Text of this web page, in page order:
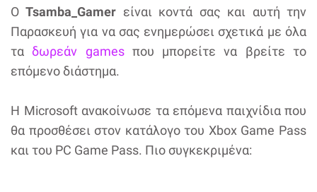
OTsamba_Gamer είναι κοντά σας και αυτή την
Παρασκευή για να σας ενημερώσει σχετικά με όλα
ταδωρεάν gamesπου μπορείτε να βρείτε το
επόμενο διάστημα.
H Microsoft ανακοίνωσε τα επόμενα παιχνίδια που
θα προσθέσει στον κατάλογο του Xbox Game Pass
και του PC Game Pass. Πιο συγκεκριμένα: